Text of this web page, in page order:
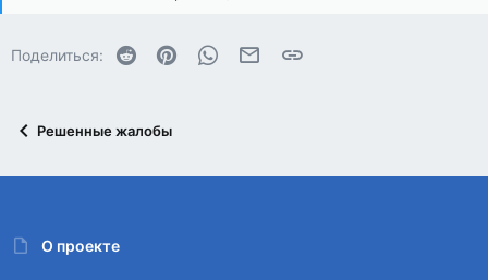
Поделиться: Reddit PinterestWhatsAppЭлектронная почта
Ссылка
Решенные жалобы
О проекте